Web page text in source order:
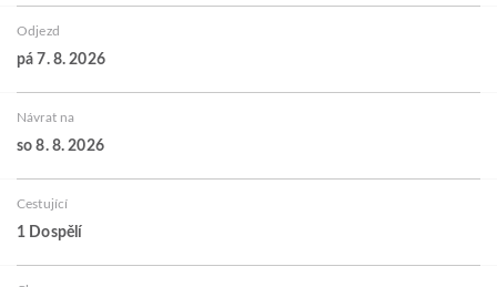
Odjezd
pá 7. 8. 2026
Návrat na
so 8. 8. 2026
Cestující
1 Dospělí